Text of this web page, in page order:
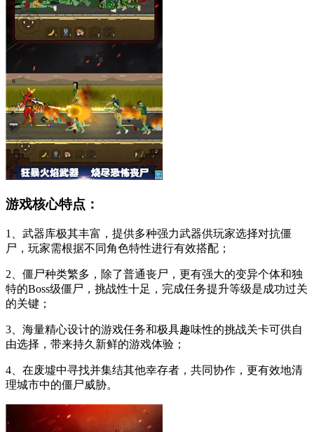
游戏核心特点：
1、武器库极其丰富，提供多种强力武器供玩家选择对抗僵
尸，玩家需根据不同角色特性进行有效搭配；
2、僵尸种类繁多，除了普通丧尸，更有强大的变异个体和独
特的Boss级僵尸，挑战性十足，完成任务提升等级是成功过关
的关键；
3、海量精心设计的游戏任务和极具趣味性的挑战关卡可供自
由选择，带来持久新鲜的游戏体验；
4、在废墟中寻找并集结其他幸存者，共同协作，更有效地清
理城市中的僵尸威胁。